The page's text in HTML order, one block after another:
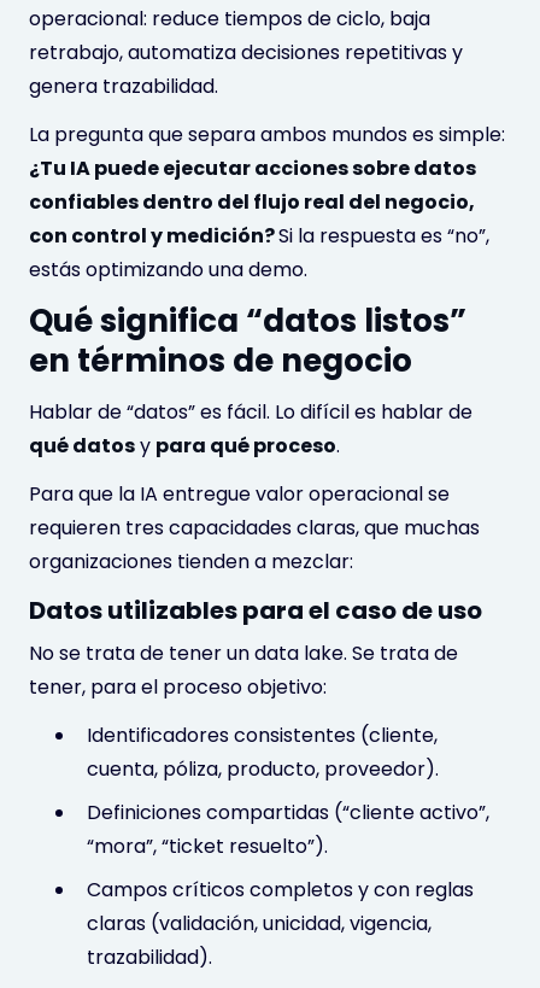
operacional: reduce tiempos de ciclo, baja
retrabajo, automatiza decisiones repetitivas y
genera trazabilidad.
La pregunta que separa ambos mundos es simple:
¿Tu IA puede ejecutar acciones sobre datos
confiables dentro del flujo real del negocio,
con control y medición?Si la respuesta es “no”,
estás optimizando una demo.
Qué significa “datos listos”
en términos de negocio
Hablar de “datos” es fácil. Lo difícil es hablar de
qué datosy para qué proceso.
Para que la IA entregue valor operacional se
requieren tres capacidades claras, que muchas
organizaciones tienden a mezclar:
Datos utilizables para el caso de uso
No se trata de tener un data lake. Se trata de
tener, para el proceso objetivo:
Identificadores consistentes (cliente,
cuenta, póliza, producto, proveedor).
Definiciones compartidas (“cliente activo”,
“mora”, “ticket resuelto”).
Campos críticos completos y con reglas
claras (validación, unicidad, vigencia,
trazabilidad).